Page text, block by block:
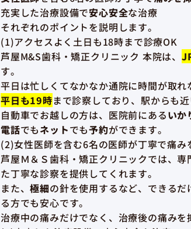
充実した治療設備で安心安全な治療
それぞれのポイントを説明します。
(1)アクセスよく土日も18時まで診療OK
芦屋M&S歯科・矯正クリニック 本院は、
す。
平日は忙しくてなかなか通院に時間が取れ
平日も19時まで診察しており、駅からも
自動車でお越しの方は、医院前にあるいか
電話でもネットでも予約ができます。
(2)女性医師を含む6名の医師が丁寧で痛み
芦屋Ｍ＆Ｓ歯科・矯正クリニックでは、
た丁寧な診察を提供してくれます。
また、極細の針を使用するなど、できる
る方でも安心です。
治療中の痛みだけでなく、治療後の痛みを